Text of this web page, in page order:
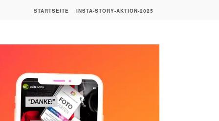
STARTSEITE INSTA-STORY-AKTION-2025